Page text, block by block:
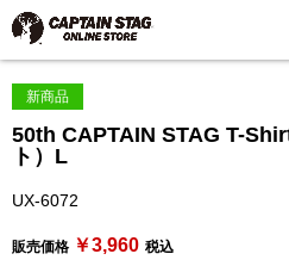
新商品
50th CAPTAIN STAG T-
ト）L
UX-6072
販売価格 ￥3,960 税込